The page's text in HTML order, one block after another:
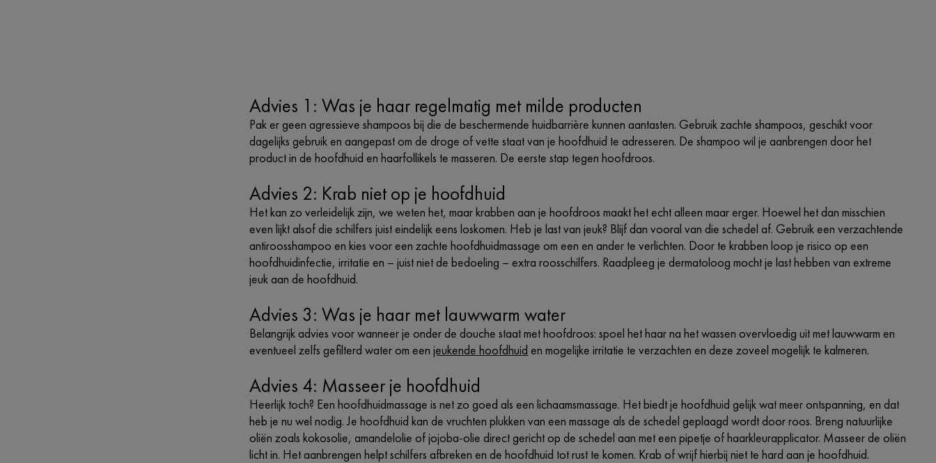
Advies 1: Was je haar regelmatig met milde producten
Pak er geen agressieve shampoos bij die de beschermende huidbarrière kunnen aantasten. Gebruik zachte shampoos, geschikt voor
dagelijks gebruik en aangepast om de droge of vette staat van je hoofdhuid te adresseren. De shampoo wil je aanbrengen door het
product in de hoofdhuid en haarfollikels te masseren. De eerste stap tegen hoofdroos.
Advies 2: Krab niet op je hoofdhuid
Het kan zo verleidelijk zijn, we weten het, maar krabben aan je hoofdroos maakt het echt alleen maar erger. Hoewel het dan misschien
even lijkt alsof die schilfers juist eindelijk eens loskomen. Heb je last van jeuk? Blijf dan vooral van die schedel af. Gebruik een verzachtende
antiroosshampoo en kies voor een zachte hoofdhuidmassage om een en ander te verlichten. Door te krabben loop je risico op een
hoofdhuidinfectie, irritatie en – juist niet de bedoeling – extra roosschilfers. Raadpleeg je dermatoloog mocht je last hebben van extreme
jeuk aan de hoofdhuid.
Advies 3: Was je haar met lauwwarm water
Belangrijk advies voor wanneer je onder de douche staat met hoofdroos: spoel het haar na het wassen overvloedig uit met lauwwarm en
eventueel zelfs gefilterd water om eenjeukende hoofdhuid en mogelijke irritatie te verzachten en deze zoveel mogelijk te kalmeren.
Advies 4: Masseer je hoofdhuid
Heerlijk toch? Een hoofdhuidmassage is net zo goed als een lichaamsmassage. Het biedt je hoofdhuid gelijk wat meer ontspanning, en dat
heb je nu wel nodig. Je hoofdhuid kan de vruchten plukken van een massage als de schedel geplaagd wordt door roos. Breng natuurlijke
oliën zoals kokosolie, amandelolie of jojoba-olie direct gericht op de schedel aan met een pipetje of haarkleurapplicator. Masseer de oliën
licht in. Het aanbrengen helpt schilfers afbreken en de hoofdhuid tot rust te komen. Krab of wrijf hierbij niet te hard aan je hoofdhuid.